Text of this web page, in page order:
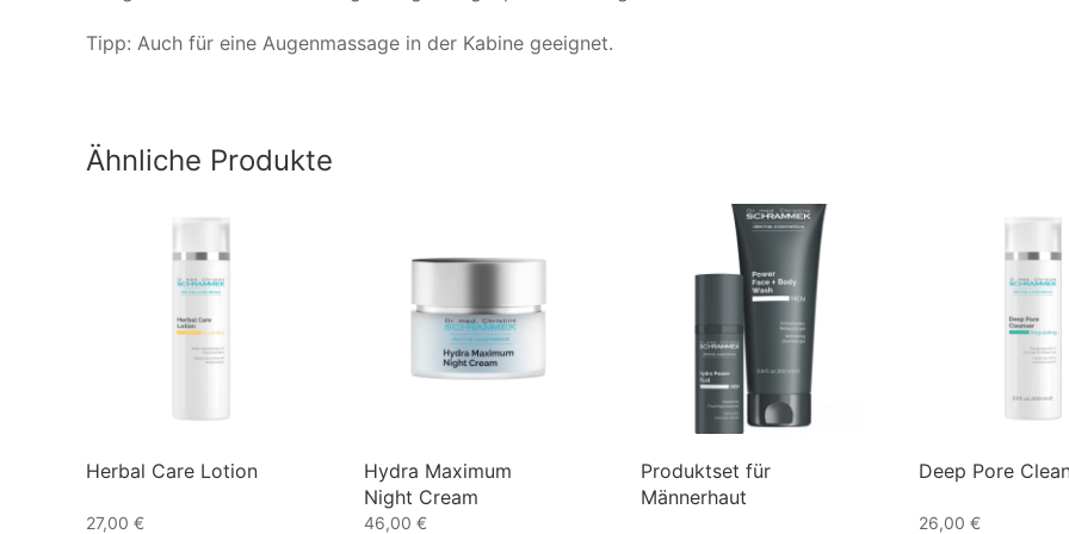
Tipp: Auch für eine Augenmassage in der Kabine geeignet.
Ähnliche Produkte
Herbal Care Lotion
27,00 €
Hydra Maximum
Night Cream
46,00 €
Produktset für
Männerhaut
Deep Pore
26,00 €